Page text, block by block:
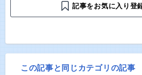
記事をお気に入り登
この記事と同じカテゴリの記事